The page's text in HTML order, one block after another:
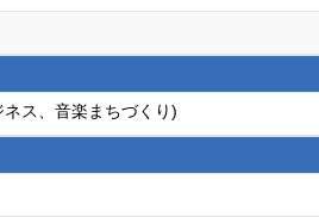
ス、音楽まちづくり)